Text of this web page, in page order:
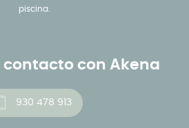
piscina.
contacto con Akena
930 478 913